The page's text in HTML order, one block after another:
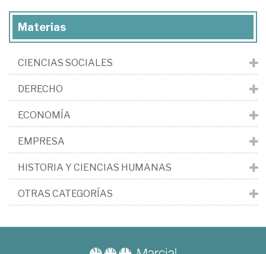
Materias
CIENCIAS SOCIALES
DERECHO
ECONOMÍA
EMPRESA
HISTORIA Y CIENCIAS HUMANAS
OTRAS CATEGORÍAS